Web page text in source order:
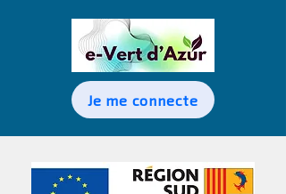
Je me connecte